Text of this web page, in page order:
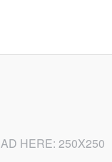
AD HERE: 250X250